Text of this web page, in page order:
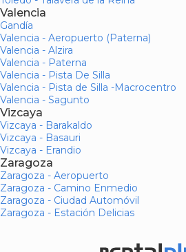
Valencia
Gandía
Valencia - Aeropuerto (Paterna)
Valencia - Alzira
Valencia - Paterna
Valencia - Pista De Silla
Valencia - Pista de Silla -Macrocentro
Valencia - Sagunto
Vizcaya
Vizcaya - Barakaldo
Vizcaya - Basauri
Vizcaya - Erandio
Zaragoza
Zaragoza - Aeropuerto
Zaragoza - Camino Enmedio
Zaragoza - Ciudad Automóvil
Zaragoza - Estación Delicias